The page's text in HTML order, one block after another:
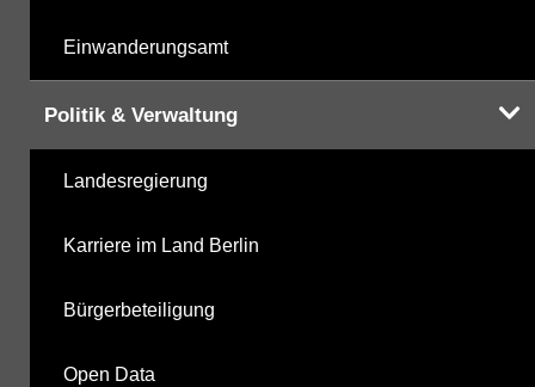
Einwanderungsamt
Politik & Verwaltung
Landesregierung
Karriere im Land Berlin
Bürgerbeteiligung
Open Data